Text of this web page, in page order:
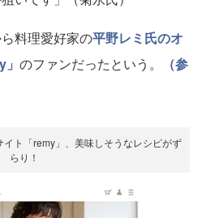
料理愛好家の平野レミ氏のオ
のファンだったという。
（参
ト「remy」、美味しそうなレシピがず
らり！